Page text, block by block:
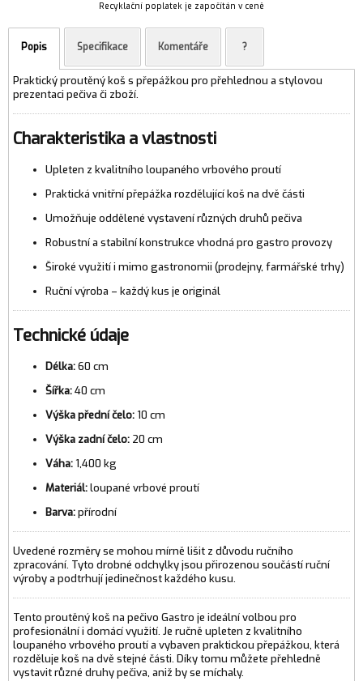
Recyklační poplatek je započítán v ceně
Popis Specifikace Komentáře ?
Praktický proutěný koš s přepážkou pro přehlednou a stylovou
prezentaci pečiva či zboží.
Charakteristika a vlastnosti
Upleten z kvalitního loupaného vrbového proutí
Praktická vnitřní přepážka rozdělující koš na dvě části
Umožňuje oddělené vystavení různých druhů pečiva
Robustní a stabilní konstrukce vhodná pro gastro provozy
Široké využití i mimo gastronomii (prodejny, farmářské trhy)
Ruční výroba – každý kus je originál
Technické údaje
Délka:60 cm
Šířka:40 cm
Výška přední čelo: 10 cm
Výška zadní čelo: 20 cm
Váha: 1,400 kg
Materiál:loupané vrbové proutí
Barva:přírodní
Uvedené rozměry se mohou mírně lišit z důvodu ručního
zpracování. Tyto drobné odchylky jsou přirozenou součástí ruční
výroby a podtrhují jedinečnost každého kusu.
Tento proutěný koš na pečivo Gastro je ideální volbou pro
profesionální i domácí využití. Je ručně upleten z kvalitního
loupaného vrbového proutí a vybaven praktickou přepážkou, která
rozděluje koš na dvě stejné části. Díky tomu můžete přehledně
vystavit různé druhy pečiva, aniž by se míchaly.